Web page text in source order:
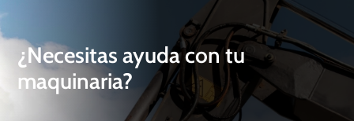
¿Necesitas ayuda con tu
maquinaria?